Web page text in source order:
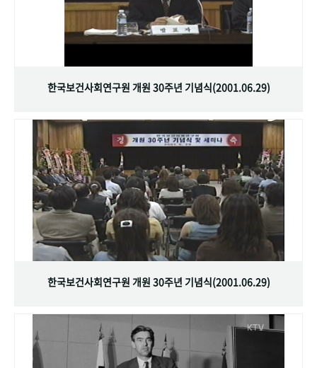
한국보건사회연구원 개원 30주년 기념식(2001.06.29)
한국보건사회연구원 개원 30주년 기념식(2001.06.29)